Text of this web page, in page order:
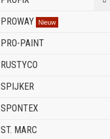
PROWAY Nieuw
PRO-PAINT
RUSTYCO
SPIJKER
SPONTEX
ST. MARC